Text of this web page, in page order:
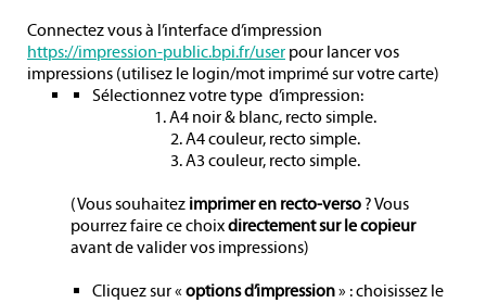
Connectez vous à l’interface d’impression
https://impression-public.bpi.fr/user pour lancer vos
impressions (utilisez le login/mot imprimé sur votre carte)
Sélectionnez votre type d’impression:
1. A4 noir & blanc, recto simple.
2. A4 couleur, recto simple.
3. A3 couleur, recto simple.
(Vous souhaitez imprimer en recto-verso ? Vous
pourrez faire ce choixdirectement sur le copieur
avant de valider vos impressions)
Cliquez sur « options d’impression» : choisissez le